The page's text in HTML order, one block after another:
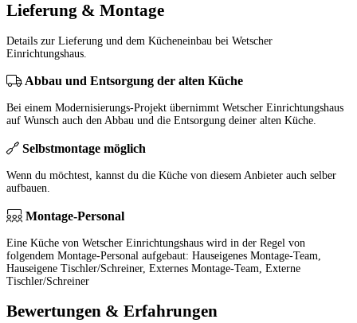
Lieferung & Montage
Details zur Lieferung und dem Kücheneinbau bei Wetscher
Einrichtungshaus.
Abbau und Entsorgung der alten Küche
Bei einem Modernisierungs-Projekt übernimmt Wetscher Einrichtungshaus
auf Wunsch auch den Abbau und die Entsorgung deiner alten Küche.
Selbstmontage möglich
Wenn du möchtest, kannst du die Küche von diesem Anbieter auch selber
aufbauen.
Montage-Personal
Eine Küche von Wetscher Einrichtungshaus wird in der Regel von
folgendem Montage-Personal aufgebaut: Hauseigenes Montage-Team,
Hauseigene Tischler/Schreiner, Externes Montage-Team, Externe
Tischler/Schreiner
Bewertungen & Erfahrungen